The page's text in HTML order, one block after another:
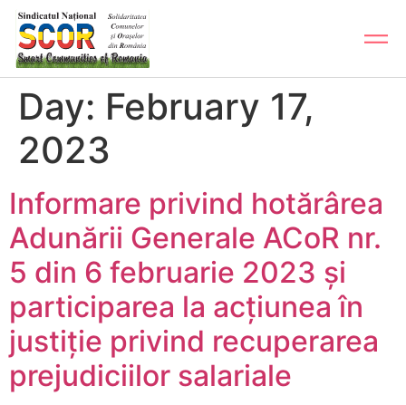
Day: February 17,
2023
Informare privind hotărârea
Adunării Generale ACoR nr.
5 din 6 februarie 2023 și
participarea la acțiunea în
justiție privind recuperarea
prejudiciilor salariale